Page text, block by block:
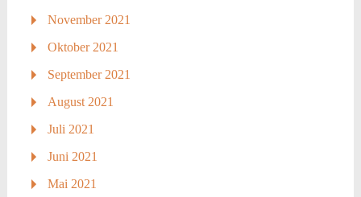
November 2021
Oktober 2021
September 2021
August 2021
Juli 2021
Juni 2021
Mai 2021